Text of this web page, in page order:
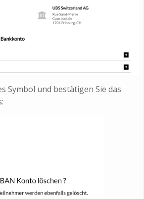
Symbol und bestätigen Sie das